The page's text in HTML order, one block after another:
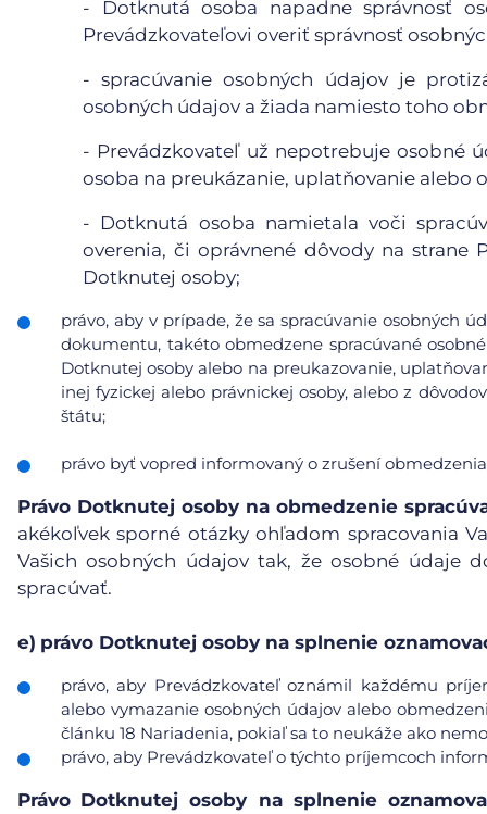
- Dotknutá osoba napadne správnosť
Prevádzkovateľovi overiť správnosť
- spracúvanie osobných údajov je
osobných údajov a žiada namiesto toho
- Prevádzkovateľ už nepotrebuje osobné
osoba na preukázanie, uplatňovanie alebo
- Dotknutá osoba namietala voči
overenia, či oprávnené dôvody na strane
Dotknutej osoby;
právo, aby v prípade, že sa spracúvanie osobných
dokumentu, takéto obmedzene spracúvané
Dotknutej osoby alebo na preukazovanie,
inej fyzickej alebo právnickej osoby, alebo z
štátu;
právo byť vopred informovaný o zrušení
Právo Dotknutej osoby na obmedzenie
akékoľvek sporné otázky ohľadom spracovania
Vašich osobných údajov tak, že osobné
spracúvať.
e) právo Dotknutej osoby na splnenie
právo, aby Prevádzkovateľ oznámil každému
alebo vymazanie osobných údajov alebo
článku 18 Nariadenia, pokiaľ sa to neukáže ako
právo, aby Prevádzkovateľ o týchto príjemcoch
Právo Dotknutej osoby na splnenie